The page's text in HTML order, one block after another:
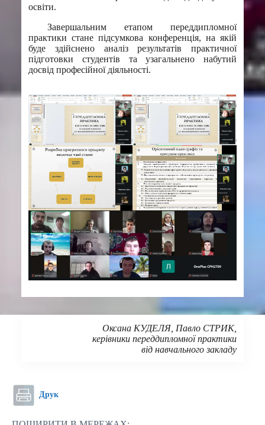
освіти.
Завершальним етапом переддипломної
практики стане підсумкова конференція, на якій
буде здійснено аналіз результатів практичної
підготовки студентів та узагальнено набутий
досвід професійної діяльності.
Оксана КУДЕЛЯ, Павло СТРИК,
керівники переддипломної практики
від навчального закладу
Друк